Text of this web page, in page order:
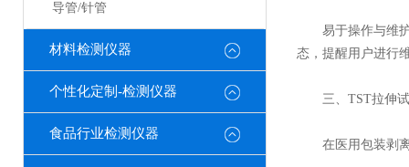
导管/针管
材料检测仪器
个性化定制-检测仪器
食品行业检测仪器
易于操作与维护
态，提醒用户进行
三、TST拉伸试
在医用包装剥离